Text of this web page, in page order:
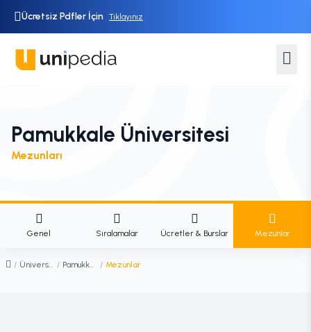
Ücretsiz Pdfler İçin Tıklayınız
Pamukkale Üniversitesi
Mezunları
Genel Sıralamalar Ücretler & Burslar Mezunlar
/ Üniversiteler / Pamukkale Üniversitesi / Mezunlar